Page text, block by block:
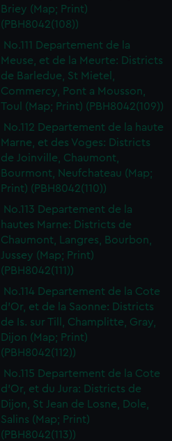
Briey (Map; Print)
(PBH8042(108))
No.111 Departement de la
Meuse, et de la Meurte: Districts
de Barledue, St Mietel,
Commercy, Pont a Mousson,
Toul (Map; Print) (PBH8042(109))
No.112 Departement de la haute
Marne, et des Voges: Districts
de Joinville, Chaumont,
Bourmont, Neufchateau (Map;
Print) (PBH8042(110))
No.113 Departement de la
hautes Marne: Districts de
Chaumont, Langres, Bourbon,
Jussey (Map; Print)
(PBH8042(111))
No.114 Departement de la Cote
d'Or, et de la Saonne: Districts
de Is. sur Till, Champlitte, Gray,
Dijon (Map; Print)
(PBH8042(112))
No.115 Departement de la Cote
d'Or, et du Jura: Districts de
Dijon, St Jean de Losne, Dole,
Salins (Map; Print)
(PBH8042(113))